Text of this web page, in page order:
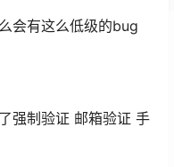
会有这么低级的bug
强制验证 邮箱验证 手